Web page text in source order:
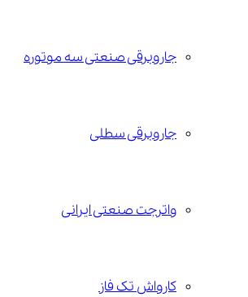
جاروبرقی صنعتی سه موتوره
جاروبرقی سطلی
واترجت صنعتی ایرانی
کارواش تک فاز